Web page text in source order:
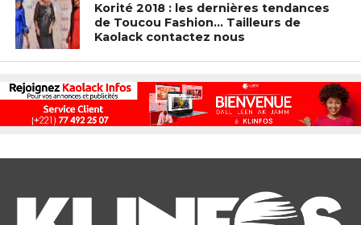
Korité 2018 : les dernières tendances
de Toucou Fashion… Tailleurs de
Kaolack contactez nous